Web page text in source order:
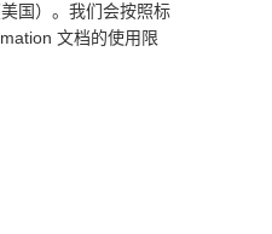
国）。我们会按照标
文档的使用限